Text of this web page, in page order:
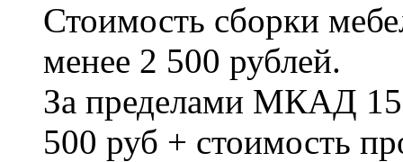
Стоимость сборки
менее 2 500 рублей.
За пределами МКАД
500 руб + стоимость